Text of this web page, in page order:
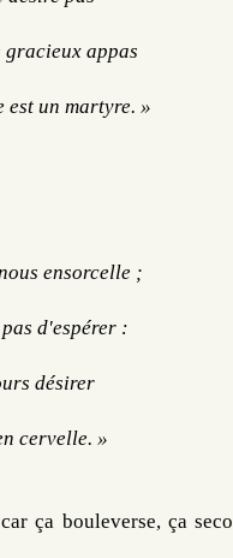
appas
un martyre. »
ensorcelle ;
d'espérer :
désirer
cervelle. »
ça bouleverse, ça